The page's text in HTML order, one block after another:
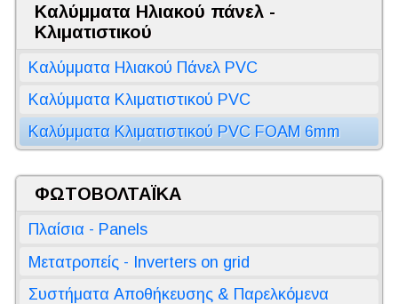
Καλύμματα Ηλιακού πάνελ -
Κλιματιστικού
Καλύμματα Ηλιακού Πάνελ PVC
Καλύμματα Κλιματιστικού PVC
Καλύμματα Κλιματιστικού PVC FOAM 6mm
ΦΩΤΟΒΟΛΤΑΪΚΑ
Πλαίσια - Panels
Μετατροπείς - Inverters on grid
Συστήματα Αποθήκευσης & Παρελκόμενα